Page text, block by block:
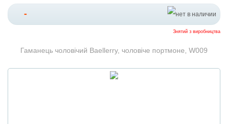
-
Знятий з виробництва
Гаманець чоловічий Baellerry, чоловіче портмоне, W009